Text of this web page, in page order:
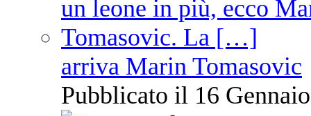
arriva Marin Tomasovic
Pubblicato il 16